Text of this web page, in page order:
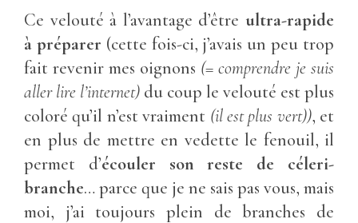
Ce velouté à l’avantage d’être ultra-rapide
à préparer (cette fois-ci, j’avais un peu trop
fait revenir mes oignons (= comprendre je suis
aller lire l’internet) du coup le velouté est plus
coloré qu’il n’est vraiment (il est plus vert)), et
en plus de mettre en vedette le fenouil, il
permet d’écouler son reste de céleri-
branche… parce que je ne sais pas vous, mais
moi, j’ai toujours plein de branches de